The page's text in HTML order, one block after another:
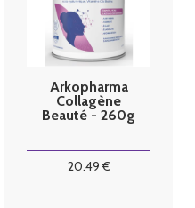
Arkopharma
Collagène
Beauté - 260g
20.49€